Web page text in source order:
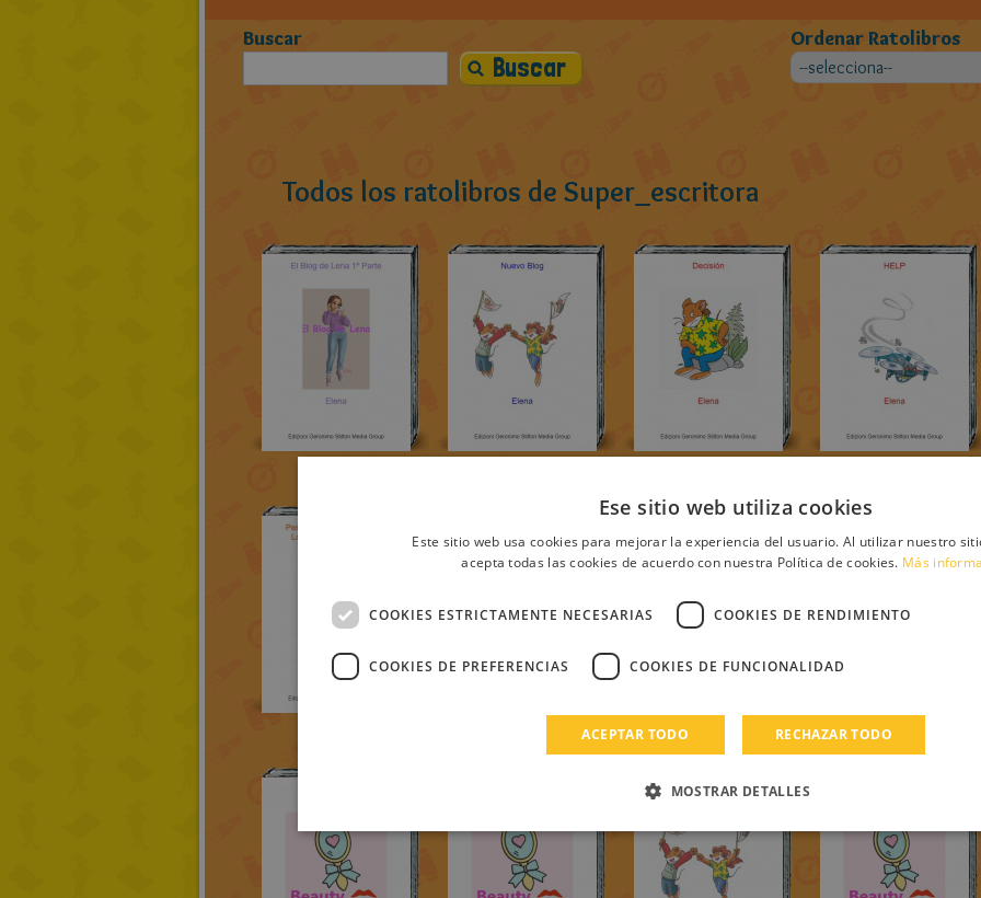
Buscar Ordenar Ratolibros
Todos los ratolibros de Super_escritora
Ese sitio web utiliza cookies
Este sitio web usa cookies para mejorar la experiencia del usuario. Al utilizar nuestro
acepta todas las cookies de acuerdo con nuestra Política de cookies. Más
COOKIES ESTRICTAMENTE NECESARIAS COOKIES DE RENDIMIENTO
COOKIES DE PREFERENCIAS COOKIES DE FUNCIONALIDAD
ACEPTAR TODO RECHAZAR TODO
MOSTRAR DETALLES